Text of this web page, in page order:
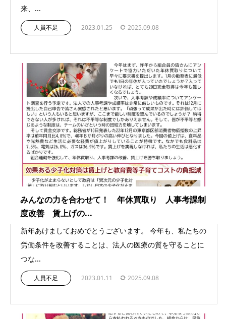
来、...
人員不足 2023.01.25 2025.09.08
みんなの力を合わせて！ 年休買取り 人事考課制
度改善 賃上げの...
新年あけましておめでとうございます。 今年も、私たちの
労働条件を改善することは、法人の医療の質を守ることに
つな...
人員不足 2023.01.11 2025.09.08